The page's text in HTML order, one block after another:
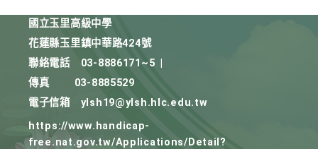
國立玉里高級中學
花蓮縣玉里鎮中華路424號
聯絡電話
03-8886171~5
傳真
03-8885529
電子信箱
ylsh19@ylsh.hlc.edu.tw
https://www.handicap-
free.nat.gov.tw/Applications/Detail?